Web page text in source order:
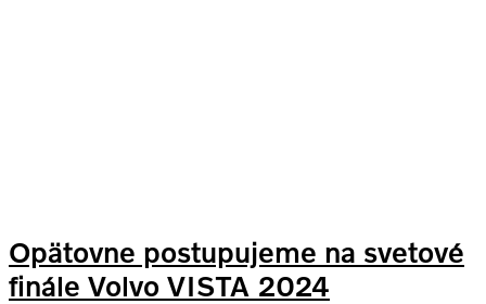
Opätovne postupujeme na svetové
finále Volvo VISTA 2024